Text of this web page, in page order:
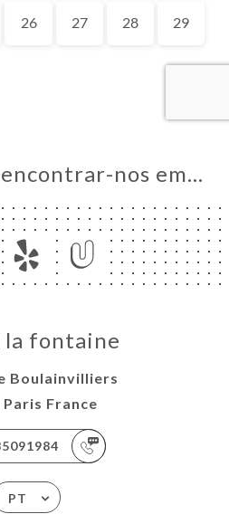
nos em…
la fontaine
Boulainvilliers
Paris France
PT